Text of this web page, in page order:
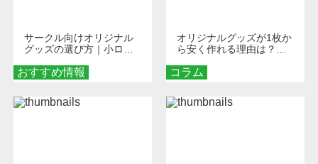
おすすめ情報
サークル向けオリジナル
グッズの選び方｜小ロッ
める秘訣
コラム
オリジナルグッズが1枚か
ら安く作れる理由は？オ
とメリットを解説